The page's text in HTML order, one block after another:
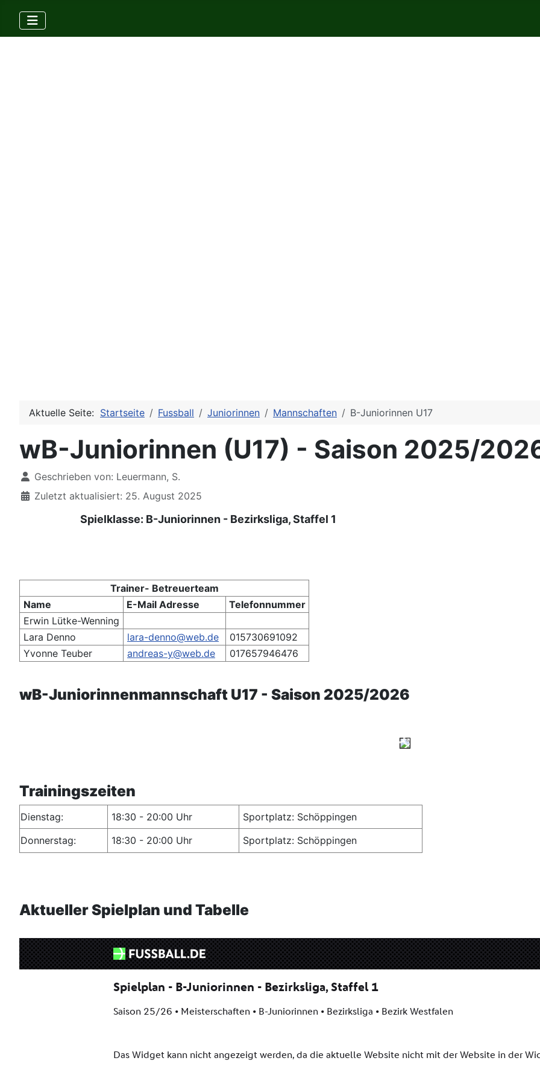
Aktuelle Seite: Startseite Fussball Juniorinnen Mannschaften B-Juniorinnen U17
wB-Juniorinnen (U17) - Saison 2025/
Details
Geschrieben von: Leuermann, S.
Zuletzt aktualisiert: 25. August 2025
Spielklasse: B-Juniorinnen - Bezirksliga, Staffel 1
Trainer- Betreuerteam
Name
E-Mail Adresse
Telefonnummer
Erwin Lütke-Wenning
Lara Denno
lara-denno@web.de
015730691092
Yvonne Teuber
andreas-y@web.de 017657946476
wB-Juniorinnenmannschaft U17 - Saison 2025/2026
Trainingszeiten
Dienstag: 18:30 - 20:00 Uhr
Sportplatz: Schöppingen
Donnerstag:
18:30 - 20:00 Uhr Sportplatz: Schöppingen
Aktueller Spielplan und Tabelle